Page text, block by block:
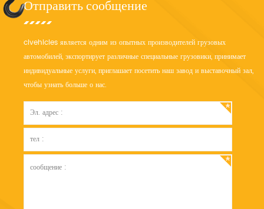
Отправить сообщение
clvehicles является одним из опытных производителей грузовых
автомобилей, экспортирует различные специальные грузовики, принимает
индивидуальные услуги, приглашает посетить наш завод и выставочный зал,
чтобы узнать больше о нас.